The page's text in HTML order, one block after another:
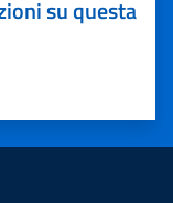
su questa